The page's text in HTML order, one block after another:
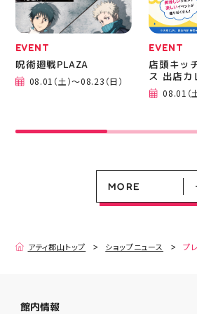
EVENT
EVENT
店頭キッチンカースペー
08.01（土）～08.31（月）
EVENT
お祭りBBQビアガーデ
05.21（木）～09.27（日）
CAMPAIGN
ヨドバシカメラ 平日限
CAMPAIGN
プレミアム駐車サービ
EVENT
呪術廻戦PLAZA
08.01（土）～08.23（日）
EVENT
店頭キッ
ス 出店カ
08.01（
MORE
アティ郡山トップ ショップニュース プ
館内情報